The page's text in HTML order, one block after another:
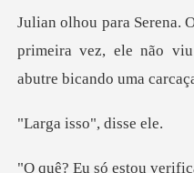
primeira vez, ele não
sso", di
ó estou veri